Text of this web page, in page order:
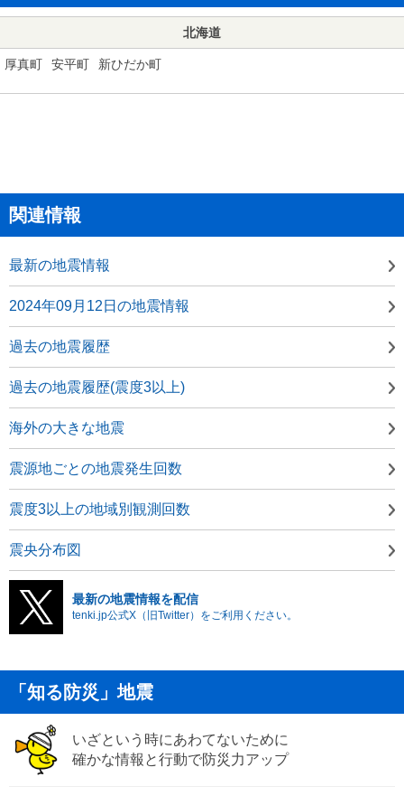
北海道
厚真町 安平町 新ひだか町
関連情報
最新の地震情報
2024年09月12日の地震情報
過去の地震履歴
過去の地震履歴(震度3以上)
海外の大きな地震
震源地ごとの地震発生回数
震度3以上の地域別観測回数
震央分布図
最新の地震情報を配信
tenki.jp公式X（旧Twitter）をご利用ください。
「知る防災」地震
いざという時にあわてないために
確かな情報と行動で防災力アップ